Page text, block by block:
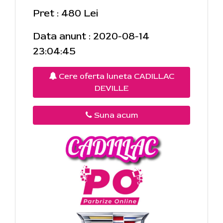
Pret : 480 Lei
Data anunt : 2020-08-14
23:04:45
Cere oferta luneta CADILLAC
DEVILLE
Suna acum